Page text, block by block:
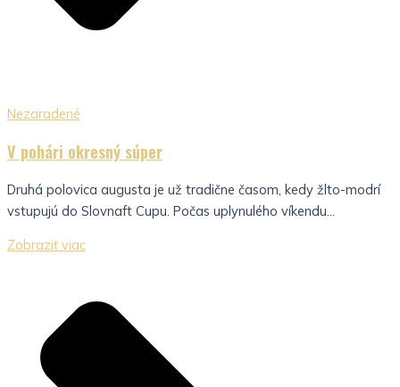
Nezaradené
V pohári okresný súper
Druhá polovica augusta je už tradične časom, kedy žlto-modrí
vstupujú do Slovnaft Cupu. Počas uplynulého víkendu...
Zobraziť viac